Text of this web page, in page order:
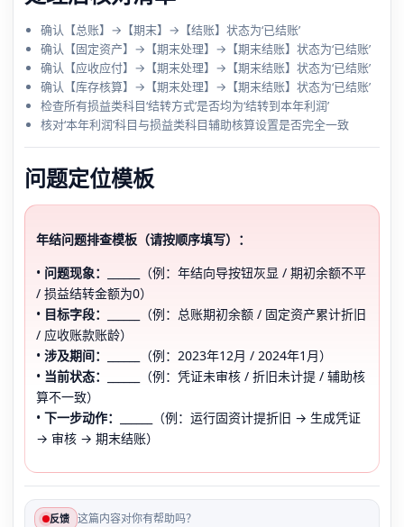
确认【总账】→【期末】→【结账】状态为‘已结账’
确认【固定资产】→【期末处理】→【期末结账】状态为‘已结账’
确认【应收应付】→【期末处理】→【期末结账】状态为‘已结账’
确认【库存核算】→【期末处理】→【期末结账】状态为‘已结账’
检查所有损益类科目‘结转方式’是否均为‘结转到本年利润’
核对‘本年利润’科目与损益类科目辅助核算设置是否完全一致
问题定位模板
年结问题排查模板（请按顺序填写）：
• 问题现象：
______（例：年结向导按钮灰显 / 期初余额不平
/ 损益结转金额为0）
• 目标字段：
______（例：总账期初余额 / 固定资产累计折旧
/ 应收账款账龄）
• 涉及期间：
______（例：2023年12月 / 2024年1月）
• 当前状态：
______（例：凭证未审核 / 折旧未计提 / 辅助核
算不一致）
• 下一步动作：
______（例：运行固资计提折旧 → 生成凭证
→ 审核 → 期末结账）
反馈 这篇内容对你有帮助吗？